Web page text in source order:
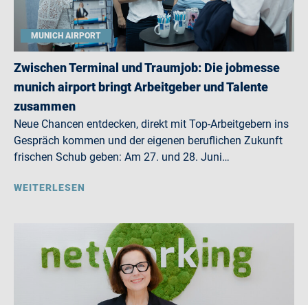
MUNICH AIRPORT
Zwischen Terminal und Traumjob: Die jobmesse
munich airport bringt Arbeitgeber und Talente
zusammen
Neue Chancen entdecken, direkt mit Top-Arbeitgebern ins
Gespräch kommen und der eigenen beruflichen Zukunft
frischen Schub geben: Am 27. und 28. Juni…
WEITERLESEN